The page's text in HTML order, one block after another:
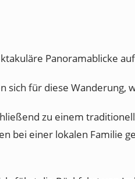
Panoramablicke
sich für diese
zu einem
bei einer lokalen Familie